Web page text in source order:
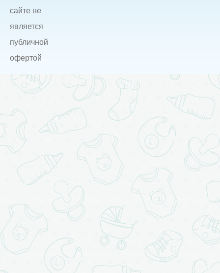
сайте не
является
публичной
офертой